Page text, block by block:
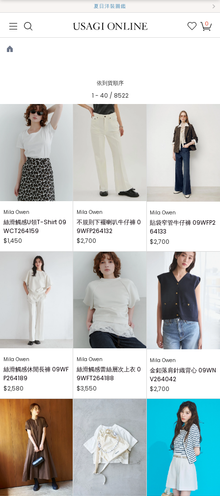
夏日洋裝圖鑑
我的
0
依到貨順序
1 - 40 / 8522
Mila Owen
絲滑觸感U領T-Shirt 09
WCT264159
$1,450
Mila Owen
不規則下襬喇叭牛仔褲 0
9WFP264132
$2,700
Mila Owen
貼袋窄管牛仔褲 09WFP2
64133
$2,700
Mila Owen
絲滑觸感休閒長褲 09WF
P264189
$2,580
Mila Owen
絲滑觸感蕾絲層次上衣 0
9WFT264188
$3,550
Mila Owen
金釦落肩針織背心 09WN
V264042
$2,700